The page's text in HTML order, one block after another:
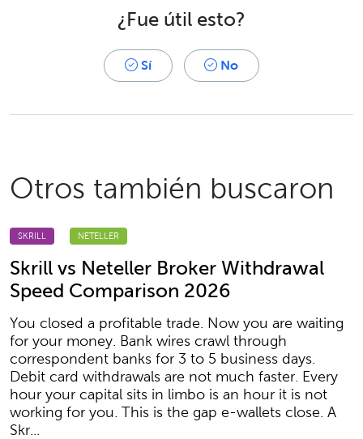
¿Fue útil esto?
Sí No
Otros también buscaron
SKRILL NETELLER
Skrill vs Neteller Broker Withdrawal
Speed Comparison 2026
You closed a profitable trade. Now you are waiting
for your money. Bank wires crawl through
correspondent banks for 3 to 5 business days.
Debit card withdrawals are not much faster. Every
hour your capital sits in limbo is an hour it is not
working for you. This is the gap e-wallets close. A
Skr...